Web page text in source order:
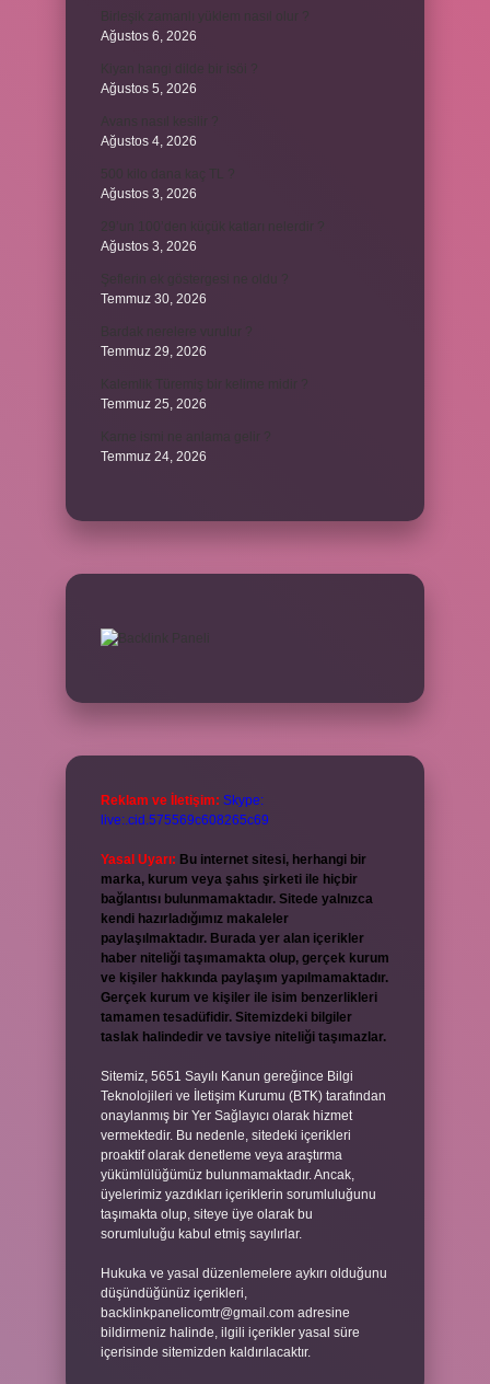
Ağustos 6, 2026
Ağustos 5, 2026
Ağustos 4, 2026
Ağustos 3, 2026
Ağustos 3, 2026
Temmuz 30, 2026
Temmuz 29, 2026
Temmuz 25, 2026
Temmuz 24, 2026
Reklam ve İletişim: Skype:
live:.cid.575569c608265c69
Yasal Uyarı: Bu internet sitesi, herhangi bir
marka, kurum veya şahıs şirketi ile hiçbir
bağlantısı bulunmamaktadır. Sitede yalnızca
kendi hazırladığımız makaleler
paylaşılmaktadır. Burada yer alan içerikler
haber niteliği taşımamakta olup, gerçek kurum
ve kişiler hakkında paylaşım yapılmamaktadır.
Gerçek kurum ve kişiler ile isim benzerlikleri
tamamen tesadüfidir. Sitemizdeki bilgiler
taslak halindedir ve tavsiye niteliği taşımazlar.
Sitemiz, 5651 Sayılı Kanun gereğince Bilgi
Teknolojileri ve İletişim Kurumu (BTK) tarafından
onaylanmış bir Yer Sağlayıcı olarak hizmet
vermektedir. Bu nedenle, sitedeki içerikleri
proaktif olarak denetleme veya araştırma
yükümlülüğümüz bulunmamaktadır. Ancak,
üyelerimiz yazdıkları içeriklerin sorumluluğunu
taşımakta olup, siteye üye olarak bu
sorumluluğu kabul etmiş sayılırlar.
Hukuka ve yasal düzenlemelere aykırı olduğunu
düşündüğünüz içerikleri,
backlinkpanelicomtr@gmail.com adresine
bildirmeniz halinde, ilgili içerikler yasal süre
içerisinde sitemizden kaldırılacaktır.